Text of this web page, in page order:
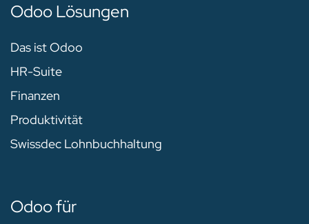
Odoo Lösungen
Das ist Odoo
HR-Suite
Finanzen
Produktivität
Swissdec Lohnbuchhaltung
Odoo für